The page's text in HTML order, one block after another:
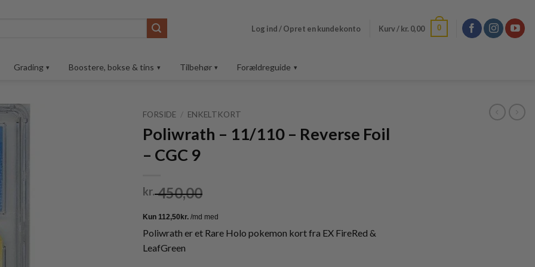
Log ind / Opret en kundekonto Kurv /kr. 0,00 0
Grading Boostere, bokse & tins Tilbehør Forældreguide
FORSIDE / ENKELTKORT
Poliwrath – 11/110 – Reverse Foil
– CGC 9
kr.450,00
Poliwrath er et Rare Holo pokemon kort fra EX FireRed &
LeafGreen